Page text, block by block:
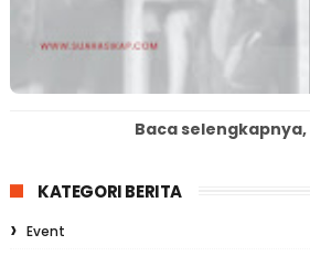
Baca selengkapnya,
KATEGORI BERITA
Event